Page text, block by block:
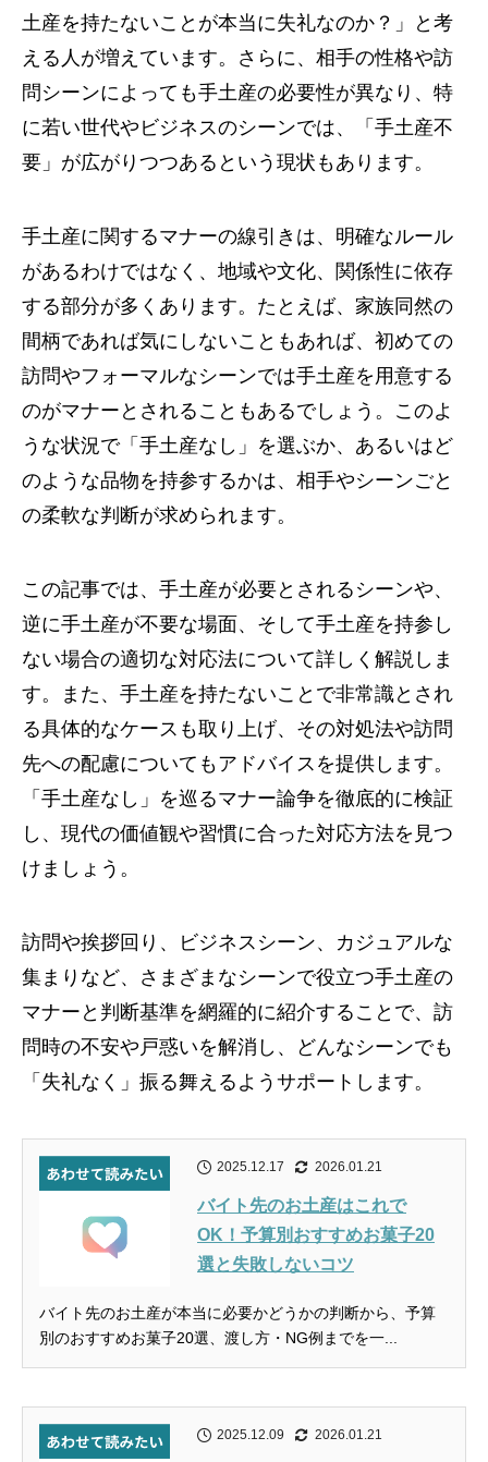
土産を持たないことが本当に失礼なのか？」と考
える人が増えています。さらに、相手の性格や訪
問シーンによっても手土産の必要性が異なり、特
に若い世代やビジネスのシーンでは、「手土産不
要」が広がりつつあるという現状もあります。
手土産に関するマナーの線引きは、明確なルール
があるわけではなく、地域や文化、関係性に依存
する部分が多くあります。たとえば、家族同然の
間柄であれば気にしないこともあれば、初めての
訪問やフォーマルなシーンでは手土産を用意する
のがマナーとされることもあるでしょう。このよ
うな状況で「手土産なし」を選ぶか、あるいはど
のような品物を持参するかは、相手やシーンごと
の柔軟な判断が求められます。
この記事では、手土産が必要とされるシーンや、
逆に手土産が不要な場面、そして手土産を持参し
ない場合の適切な対応法について詳しく解説しま
す。また、手土産を持たないことで非常識とされ
る具体的なケースも取り上げ、その対処法や訪問
先への配慮についてもアドバイスを提供します。
「手土産なし」を巡るマナー論争を徹底的に検証
し、現代の価値観や習慣に合った対応方法を見つ
けましょう。
訪問や挨拶回り、ビジネスシーン、カジュアルな
集まりなど、さまざまなシーンで役立つ手土産の
マナーと判断基準を網羅的に紹介することで、訪
問時の不安や戸惑いを解消し、どんなシーンでも
「失礼なく」振る舞えるようサポートします。
2025.12.17 2026.01.21
バイト先のお土産はこれで
OK！予算別おすすめお菓子20
選と失敗しないコツ
バイト先のお土産が本当に必要かどうかの判断から、予算
別のおすすめお菓子20選、渡し方・NG例までを一...
2025.12.09 2026.01.21